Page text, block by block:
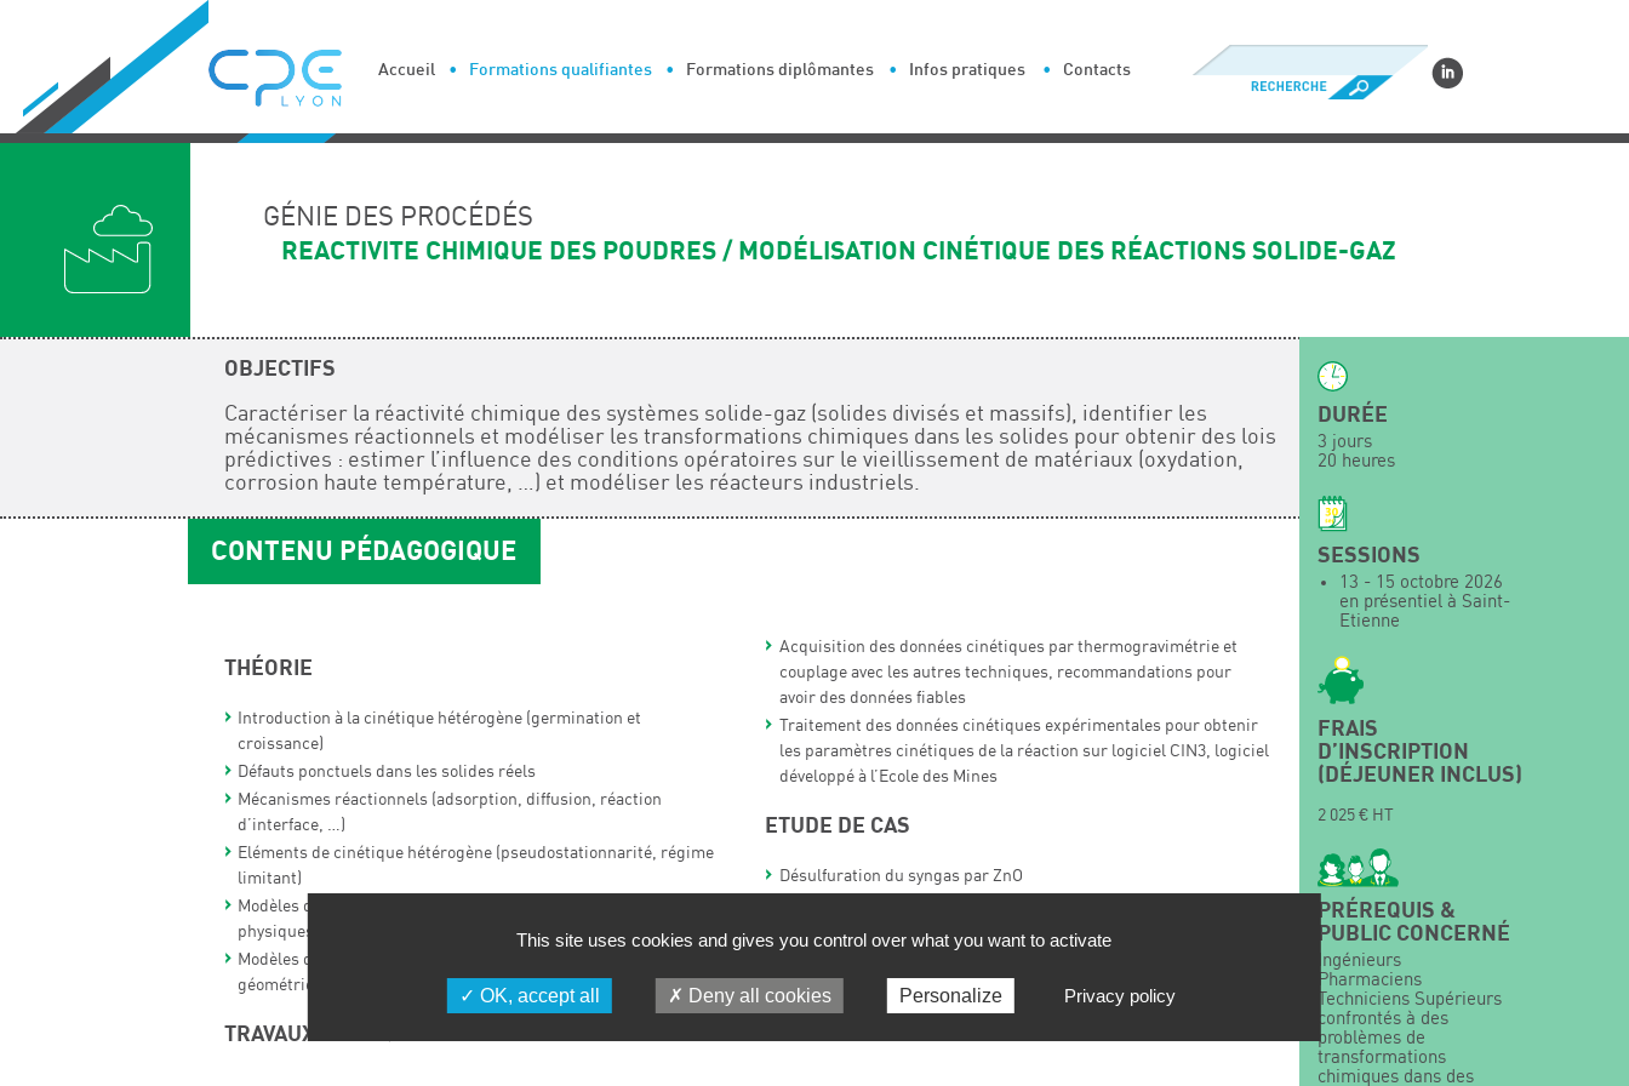
Accueil Formations qualifiantes Formations diplômantes Infos pratiques Contacts
GÉNIE DES PROCÉDÉS
REACTIVITE CHIMIQUE DES POUDRES / MODÉLISATION CINÉTIQUE DES RÉACTIONS SOLIDE-GAZ
DURÉE
3 jours
20 heures
SESSIONS
13 - 15 octobre 2026
en présentiel à Saint-
Etienne
FRAIS
D’INSCRIPTION
(DÉJEUNER INCLUS)
2 025 € HT
PRÉREQUIS &
PUBLIC CONCERNÉ
Ingénieurs
Pharmaciens
Techniciens Supérieurs
confrontés à des
problèmes de
transformations
chimiques dans des
OBJECTIFS
Caractériser la réactivité chimique des systèmes solide-gaz (solides divisés et massifs), identifier les
mécanismes réactionnels et modéliser les transformations chimiques dans les solides pour obtenir des lois
prédictives : estimer l’influence des conditions opératoires sur le vieillissement de matériaux (oxydation,
corrosion haute température, …) et modéliser les réacteurs industriels.
CONTENU PÉDAGOGIQUE
THÉORIE
Introduction à la cinétique hétérogène (germination et
croissance)
Défauts ponctuels dans les solides réels
Mécanismes réactionnels (adsorption, diffusion, réaction
d’interface, …)
Eléments de cinétique hétérogène (pseudostationnarité, régime
limitant)
Modèles de transformation : vitesse en fonction des paramètres
physiques (pression, température…)
Modèles de transformation : vitesse en fonction du temps et de la
géométrie
TRAVAUX PRATIQUES – TRAVAUX DIRIGÉS
Acquisition des données cinétiques par thermogravimétrie et
couplage avec les autres techniques, recommandations pour
avoir des données fiables
Traitement des données cinétiques expérimentales pour obtenir
les paramètres cinétiques de la réaction sur logiciel CIN3, logiciel
développé à l’Ecole des Mines
ETUDE DE CAS
Désulfuration du syngas par ZnO
matin) et de travaux pratiques / travaux dirigés (l’après-midi)
Cookies management panel
This site uses cookies and gives you control over what you want to activate
OK, accept all Deny all cookies Personalize Privacy policy